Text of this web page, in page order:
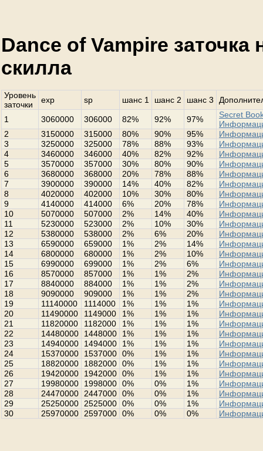
Dance of Vampire
скилла
Уровень
заточки
exp sp шанс 1 шанс 2 шанс 3
1 3060000 306000 82% 92% 97%
Secret
2
3150000 315000 80% 90% 95%
3
3250000 325000 78% 88% 93%
4
3460000 346000 40% 82% 92%
5
3570000 357000 30% 80% 90%
6
3680000 368000 20% 78% 88%
7
3900000 390000 14% 40% 82%
8
4020000 402000 10% 30% 80%
9
4140000 414000 6% 20% 78%
10
5070000 507000 2% 14% 40%
11
5230000 523000 2% 10% 30%
12
5380000 538000 2% 6% 20%
13
6590000 659000 1% 2% 14%
14
6800000 680000 1% 2% 10%
15
6990000 699000 1% 2% 6%
16
8570000 857000 1% 1% 2%
17
8840000 884000 1% 1% 2%
18
9090000 909000 1% 1% 2%
19
11140000 1114000 1% 1% 1%
20
11490000 1149000 1% 1% 1%
21
11820000 1182000 1% 1% 1%
22
14480000 1448000 1% 1% 1%
23
14940000 1494000 1% 1% 1%
24
15370000 1537000 0% 1% 1%
25
18820000 1882000 0% 1% 1%
26
19420000 1942000 0% 1% 1%
27
19980000 1998000 0% 0% 1%
28
24470000 2447000 0% 0% 1%
29
25250000 2525000 0% 0% 1%
30
25970000 2597000 0% 0% 0%